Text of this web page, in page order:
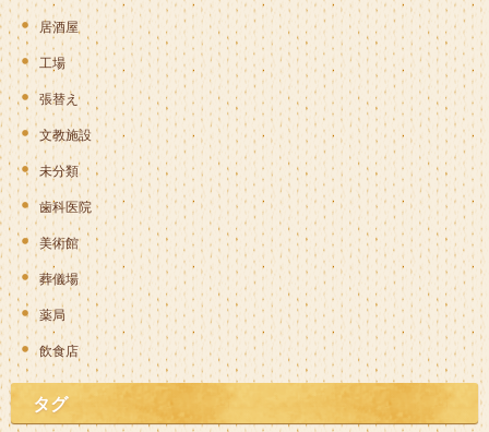
居酒屋
工場
張替え
文教施設
未分類
歯科医院
美術館
葬儀場
薬局
飲食店
タグ